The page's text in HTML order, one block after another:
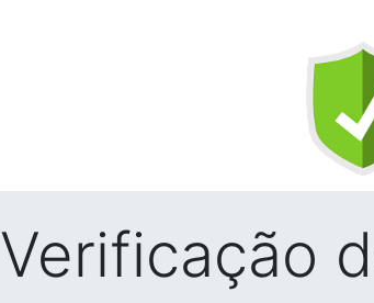
Verificação